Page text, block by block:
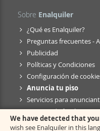
Sobre Enalquiler
¿Qué es Enalquiler?
Preguntas frecuentes -
Publicidad
Políticas y Condiciones
Configuración de
Anuncia tu piso
Servicios para
Anuncio de fusión
We have detected that
wish see Enalquiler in this